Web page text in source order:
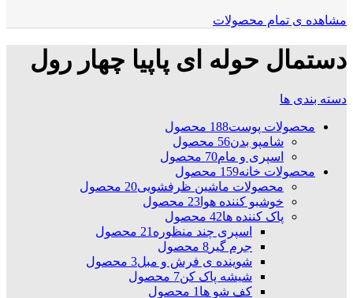
مشاهده ی تمام محصولات
دستمال حوله ای پاپیا چهار رول
دسته بندی ها
محصولات پوست188 محصول
شامپو بدن56 محصول
اسپری و مام70 محصول
محصولات خانه159 محصول
محصولات ماشین ظرفشویی20 محصول
خوشبو کننده هوا 23 محصول
پاک کننده ها42 محصول
اسپری چند منظوره21 محصول
جرم گیر 8 محصول
شوینده ی فرش و مبل3 محصول
شیشه پاک کن7 محصول
کف شو ها1 محصول